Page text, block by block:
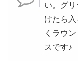
い。グ
けたら
くラウ
スです♪